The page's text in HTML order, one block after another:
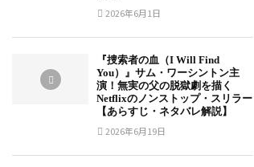
2026年6月1日
『捜索者の血（I Will Find
You）』サム・ワーシントン主
演！無実の父の脱獄劇を描く
Netflixのノンストップ・スリラー
【あらすじ・ネタバレ解説】
2026年6月19日